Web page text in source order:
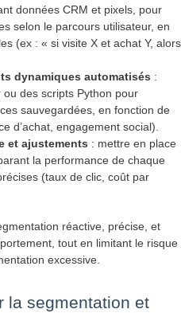
données CRM et pixels, pour
selon le parcours utilisateur, en
(ex : « si visite X et achat Y, alors
dynamiques automatisés :
des scripts Python pour
sauvegardées, en fonction de
d’achat, engagement social).
et ajustements : mettre en place
la performance de chaque
(taux de clic, coût par
réactive, précise, et
tout en limitant le risque
excessive.
la segmentation et